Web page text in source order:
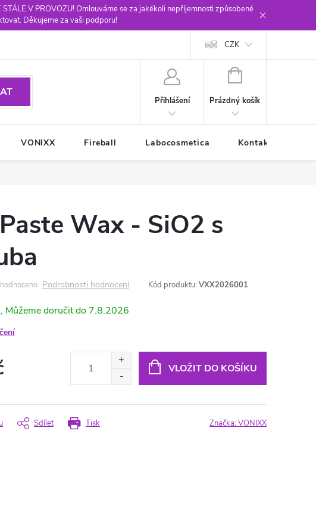
V PROVOZU! Omlouváme se za jakékoli nepříjemnosti způsobené
Děkujeme za vaši podporu!
CZK
Přihlášení
NÁKUPNÍ
Prázdný košík
VONIXX Fireball Labocosmetica Kontakty
Wax - SiO2 s
Podrobnosti hodnocení Kód produktu: VXX2026001
7.8.2026
VLOŽIT DO KOŠÍKU
Tisk
Sdílet Značka:VONIXX